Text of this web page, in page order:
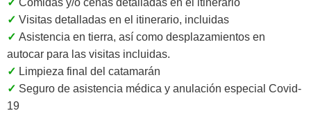
✓ Visitas detalladas en el itinerario, incluidas
✓ Asistencia en tierra, así como desplazamientos en
autocar para las visitas incluidas.
✓ Limpieza final del catamarán
✓ Seguro de asistencia médica y anulación especial Covid-
19